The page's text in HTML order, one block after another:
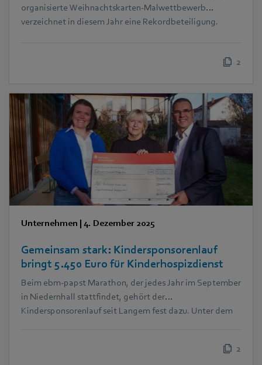
organisierte Weihnachtskarten-Malwettbewerb
verzeichnet in diesem Jahr eine Rekordbeteiligung.
2
Unternehmen 4. Dezember 2025
Gemeinsam stark: Kindersponsorenlauf
bringt 5.450 Euro für Kinderhospizdienst
Beim ebm‑papst Marathon, der jedes Jahr im September
in Niedernhall stattfindet, gehört der
Kindersponsorenlauf seit Langem fest dazu. Unter dem
Jahr kam dabei eine beeindruckende Summe von 5.450 2